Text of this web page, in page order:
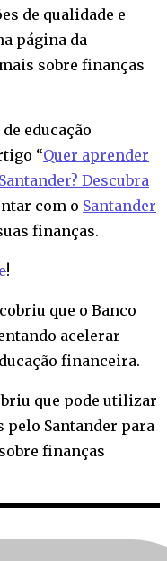
de qualidade e
página da
sobre finanças
educação
“Quer aprender
Descubra
com o Santander
finanças.
!
que o Banco
acelerar
financeira.
que pode utilizar
pelo Santander para
finanças